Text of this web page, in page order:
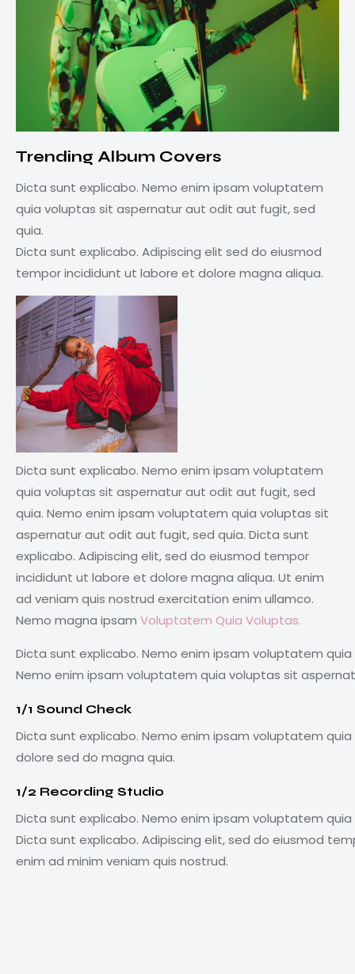
Trending Album Covers
Dicta sunt explicabo. Nemo enim ipsam voluptatem
quia voluptas sit aspernatur aut odit aut fugit, sed
quia.
Dicta sunt explicabo. Adipiscing elit sed do eiusmod
tempor incididunt ut labore et dolore magna aliqua.
Dicta sunt explicabo. Nemo enim ipsam voluptatem
quia voluptas sit aspernatur aut odit aut fugit, sed
quia. Nemo enim ipsam voluptatem quia voluptas sit
aspernatur aut odit aut fugit, sed quia. Dicta sunt
explicabo. Adipiscing elit, sed do eiusmod tempor
incididunt ut labore et dolore magna aliqua. Ut enim
ad veniam quis nostrud exercitation enim ullamco.
Nemo magna ipsam Voluptatem Quia Voluptas.
Dicta sunt explicabo. Nemo enim ipsam voluptatem
Nemo enim ipsam voluptatem quia voluptas sit
1/1 Sound Check
Dicta sunt explicabo. Nemo enim ipsam voluptatem
dolore sed do magna quia.
1/2 Recording Studio
Dicta sunt explicabo. Nemo enim ipsam voluptatem
Dicta sunt explicabo. Adipiscing elit, sed do eiusmod
enim ad minim veniam quis nostrud.